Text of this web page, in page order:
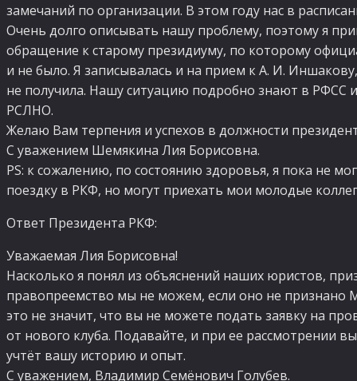
замечаний по организации. В этом году нас в
Очень долго описывать нашу проблему, поэтому я
обращение к старому президиуму, по которому
и не было. Я записывалась и на прием кА. И. Иншакову
не получила. Нашу ситуацию подробно знают в РФСС
РСЛНО.
Желаю Вам терпения и успехов в должности
С уважением Шемякина Лия Борисовна.
PS: к сожалению, по состоянию здоровья, я пока не
поездку в РКФ, но могут приехать мои молодые
Ответ Президента РКФ:
Уважаемая Лия Борисовна!
Насколько я понял из объяснений наших юристов,
правопреемство мы не можем, если оно не признано
это не значит, что вы не можете подать заявку на
от нового клуба. Подавайте, и при ее рассмотрении
учтёт вашу историю и опыт.
С уважением, Владимир Семёнович Голубев.